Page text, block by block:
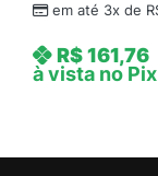
em até 3x de
R$161,76
à vista no